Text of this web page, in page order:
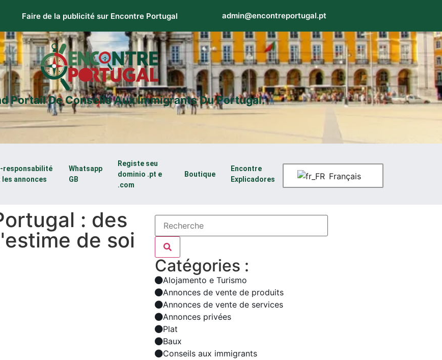
Faire de la publicité sur Encontre Portugal admin@encontreportugal.pt
Portail De Conseils Aux Immigrants Du Portugal.
responsabilité
annonces
Whatsapp
GB
Registe seu
dominio .pt e
.com
Boutique
Encontre
Explicadores
Français
: des
de soi
Catégories :
Alojamento e Turismo
Annonces de vente de produits
Annonces de vente de services
Annonces privées
Plat
Baux
Conseils aux immigrants